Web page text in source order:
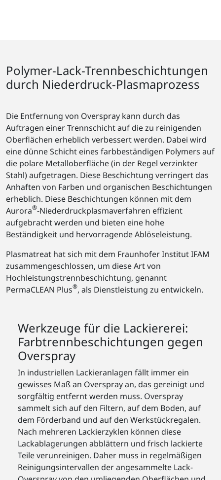
Polymer-Lack-Trennbeschichtungen
durch Niederdruck-Plasmaprozess
Die Entfernung von Overspray kann durch das
Auftragen einer Trennschicht auf die zu reinigenden
Oberflächen erheblich verbessert werden. Dabei wird
eine dünne Schicht eines farbbeständigen Polymers auf
die polare Metalloberfläche (in der Regel verzinkter
Stahl) aufgetragen. Diese Beschichtung verringert das
Anhaften von Farben und organischen Beschichtungen
erheblich. Diese Beschichtungen können mit dem
Aurora®-Niederdruckplasmaverfahren effizient
aufgebracht werden und bieten eine hohe
Beständigkeit und hervorragende Ablöseleistung.
Plasmatreat hat sich mit dem Fraunhofer Institut IFAM
zusammengeschlossen, um diese Art von
Hochleistungstrennbeschichtung, genannt
PermaCLEAN Plus®, als Dienstleistung zu entwickeln.
Werkzeuge für die Lackiererei:
Farbtrennbeschichtungen gegen
Overspray
In industriellen Lackieranlagen fällt immer ein
gewisses Maß an Overspray an, das gereinigt und
sorgfältig entfernt werden muss. Overspray
sammelt sich auf den Filtern, auf dem Boden, auf
dem Förderband und auf den Werkstückregalen.
Nach mehreren Lackierzyklen können diese
Lackablagerungen abblättern und frisch lackierte
Teile verunreinigen. Daher muss in regelmäßigen
Reinigungsintervallen der angesammelte Lack-